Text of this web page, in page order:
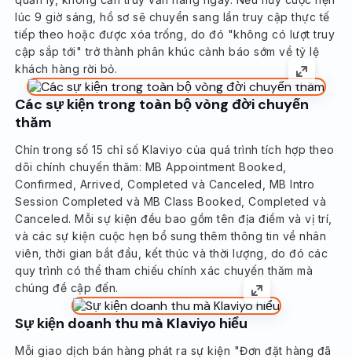
lúc 9 giờ sáng, hồ sơ sẽ chuyển sang lần truy cập thực tế
tiếp theo hoặc được xóa trống, do đó "không có lượt truy
cập sắp tới" trở thành phân khúc cảnh báo sớm về tỷ lệ
khách hàng rời bỏ.
Các sự kiện trong toàn bộ vòng đời chuyến
thăm
Chín trong số 15 chỉ số Klaviyo của quá trình tích hợp theo
dõi chính chuyến thăm: MB Appointment Booked,
Confirmed, Arrived, Completed và Canceled, MB Intro
Session Completed và MB Class Booked, Completed và
Canceled. Mỗi sự kiện đều bao gồm tên địa điểm và vị trí,
và các sự kiện cuộc hẹn bổ sung thêm thông tin về nhân
viên, thời gian bắt đầu, kết thúc và thời lượng, do đó các
quy trình có thể tham chiếu chính xác chuyến thăm mà
chúng đề cập đến.
Sự kiện doanh thu mà Klaviyo hiểu
Mỗi giao dịch bán hàng phát ra sự kiện "Đơn đặt hàng đã